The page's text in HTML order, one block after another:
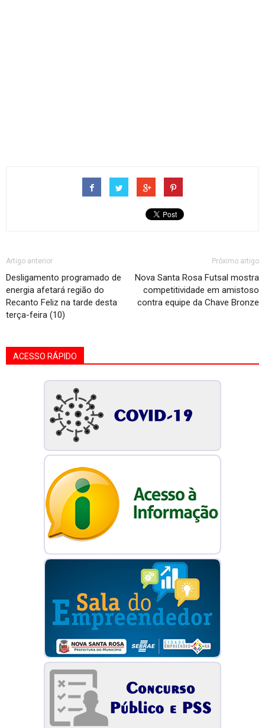
Artigo anterior
Desligamento programado de
energia afetará região do
Recanto Feliz na tarde desta
terça-feira (10)
Próximo artigo
Nova Santa Rosa Futsal mostra
competitividade em amistoso
contra equipe da Chave Bronze
ACESSO RÁPIDO